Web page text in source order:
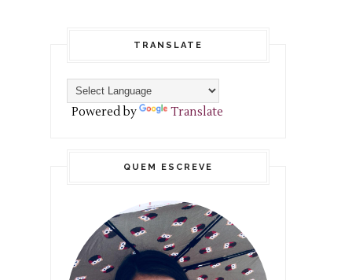
TRANSLATE
Powered by Translate
QUEM ESCREVE